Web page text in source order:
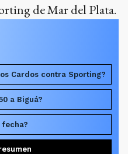
de Mar del Plata.
Cardos contra Sporting?
a Biguá?
fecha?